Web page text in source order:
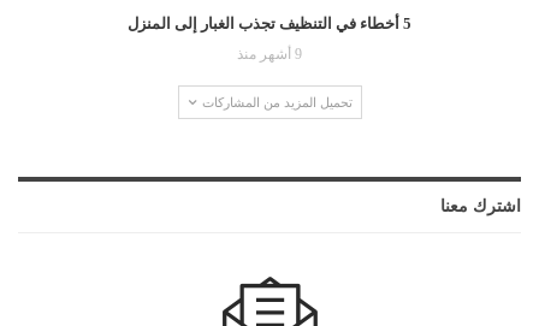
5 أخطاء في التنظيف تجذب الغبار إلى المنزل
9 أشهر منذ
تحميل المزيد من المشاركات
اشترك معنا